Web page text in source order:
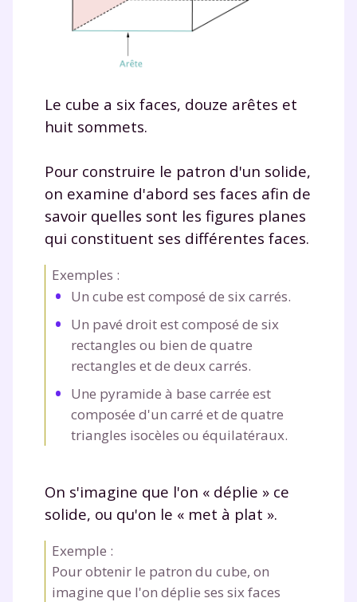
Le cube a six faces, douze arêtes et
huit sommets.
Pour construire le patron d'un solide,
on examine d'abord ses faces afin de
savoir quelles sont les figures planes
qui constituent ses différentes faces.
Exemples :
Un cube est composé de six carrés.
Un pavé droit est composé de six
rectangles ou bien de quatre
rectangles et de deux carrés.
Une pyramide à base carrée est
composée d'un carré et de quatre
triangles isocèles ou équilatéraux.
On s'imagine que l'on « déplie » ce
solide, ou qu'on le « met à plat ».
Exemple :
Pour obtenir le patron du cube, on
imagine que l'on déplie ses six faces